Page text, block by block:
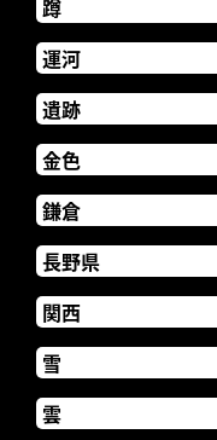
蹲
運河
遺跡
金色
鎌倉
長野県
関西
雪
雲